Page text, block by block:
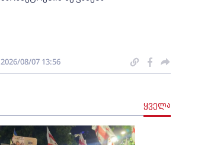
2026/08/07 13:56
ყველა